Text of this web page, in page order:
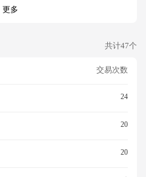
更多
共计47个
交易次数
24
20
20